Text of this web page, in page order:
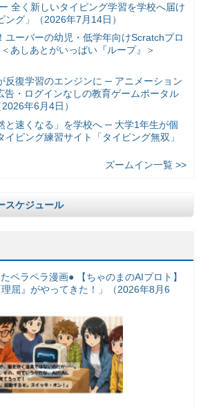
全く新しいタイピング学習を学校へ届け
ング」（2026年7月14日）
ユーバーの幼児・低学年向けScratchプロ
あしあとがいっぱい『ループ』＞
反復学習のエンジンに ─ アニメーション
告・ログインなしの教育ゲームポータル
年6月4日）
と速くなる」を学校へ ─ 大学1年生が個
イピング練習サイト「タイピング無双」
ズームイン一覧 >>
スケジュール
ペラペラ漫画● 【ちゃのまのAIプロト】
屈』がやってきた！」（2026年8月6